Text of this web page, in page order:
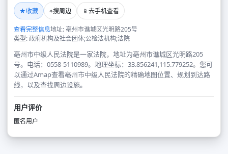
★收藏 ⌖搜周边 📱 去手机查看
查看完整信息地址: 亳州市谯城区光明路205号
类型: 政府机构及社会团体;公检法机构;法院
亳州市中级人民法院是一家法院，地址为亳州市谯城区光明路205
号。电话：0558-5110989。地理坐标：33.856241,115.779252。您可
以通过Amap查看亳州市中级人民法院的精确地图位置、规划到达路
线，以及查找周边设施。
用户评价
匿名用户